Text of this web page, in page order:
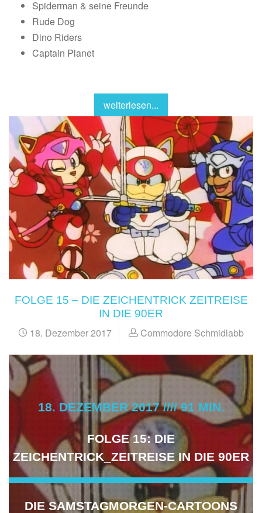
Spiderman & seine Freunde
Rude Dog
Dino Riders
Captain Planet
weiterlesen...
FOLGE 15 – DIE ZEICHENTRICK ZEITREISE
IN DIE 90ER
18. Dezember 2017 Commodore Schmidlabb
18. DEZEMBER 2017 //// 91 MIN.
FOLGE 15: DIE
ZEICHENTRICK_ZEITREISE IN DIE 90ER
DIE SAMSTAGMORGEN-CARTOONS